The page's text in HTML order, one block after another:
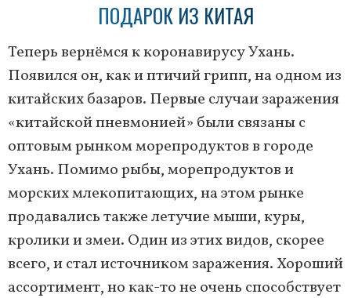
ПОДАРОК ИЗ КИТАЯ
Теперь вернёмся к коронавирусу Ухань.
Появился он, как и птичий грипп, на одном из
китайских базаров. Первые случаи заражения
«китайской пневмонией» были связаны с
оптовым рынком морепродуктов в городе
Ухань. Помимо рыбы, морепродуктов и
морских млекопитающих, на этом рынке
продавались также летучие мыши, куры,
кролики и змеи. Один из этих видов, скорее
всего, и стал источником заражения. Хороший
ассортимент, но как-то не очень способствует